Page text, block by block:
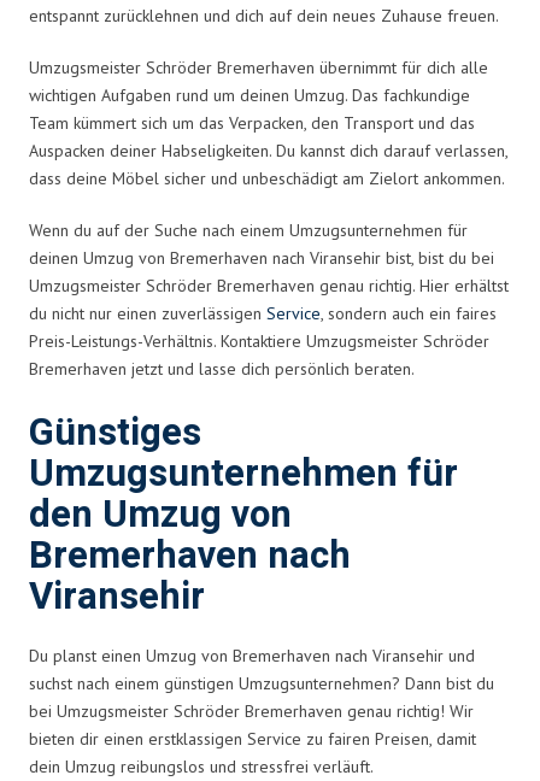
entspannt zurücklehnen und dich auf dein neues Zuhause freuen.
Umzugsmeister Schröder Bremerhaven übernimmt für dich alle
wichtigen Aufgaben rund um deinen Umzug. Das fachkundige
Team kümmert sich um das Verpacken, den Transport und das
Auspacken deiner Habseligkeiten. Du kannst dich darauf verlassen,
dass deine Möbel sicher und unbeschädigt am Zielort ankommen.
Wenn du auf der Suche nach einem Umzugsunternehmen für
deinen Umzug von Bremerhaven nach Viransehir bist, bist du bei
Umzugsmeister Schröder Bremerhaven genau richtig. Hier erhältst
du nicht nur einen zuverlässigen Service, sondern auch ein faires
Preis-Leistungs-Verhältnis. Kontaktiere Umzugsmeister Schröder
Bremerhaven jetzt und lasse dich persönlich beraten.
Günstiges
Umzugsunternehmen für
den Umzug von
Bremerhaven nach
Viransehir
Du planst einen Umzug von Bremerhaven nach Viransehir und
suchst nach einem günstigen Umzugsunternehmen? Dann bist du
bei Umzugsmeister Schröder Bremerhaven genau richtig! Wir
bieten dir einen erstklassigen Service zu fairen Preisen, damit
dein Umzug reibungslos und stressfrei verläuft.